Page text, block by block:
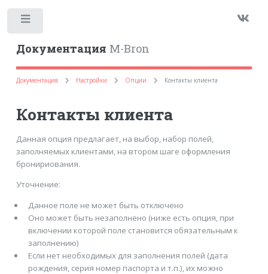
Документация M-Bron
Документация Настройки Опции Контакты клиента
Контакты клиента
Данная опция предлагает, на выбор, набор полей,
заполняемых клиентами, на втором шаге оформления
бронириования.
Уточнение:
Данное поле не может быть отключено
Оно может быть незаполнено (ниже есть опция, при
включении которой поле становится обязательным к
заполнению)
Если нет необходимых для заполнения полей (дата
рождения, серия номер паспорта и т.п.), их можно